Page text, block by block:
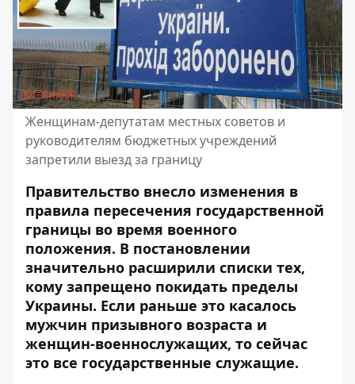
Женщинам-депутатам местных советов и
руководителям бюджетных учреждений
запретили выезд за границу
Правительство внесло изменения в
правила пересечения государственной
границы во время военного
положения. В постановлении
значительно расширили списки тех,
кому запрещено покидать пределы
Украины. Если раньше это касалось
мужчин призывного возраста и
женщин-военнослужащих, то сейчас
это все государственные служащие.